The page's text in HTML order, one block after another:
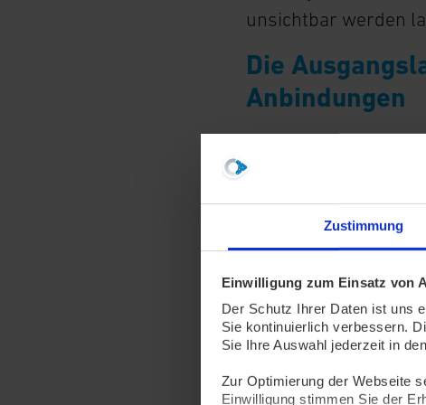
Zustimmung
Einwilligung zum Einsatz von
Der Schutz Ihrer Daten ist uns
Sie kontinuierlich verbessern.
Sie Ihre Auswahl jederzeit in
Zur Optimierung der Webseite
Einwilligung stimmen Sie der
unsichtbar werden
Die
Anbindungen
Grenzregionen gibt
die
die Grenze als zu
grundverschiedenen
Aachen und den
Chipkarten und zahlt